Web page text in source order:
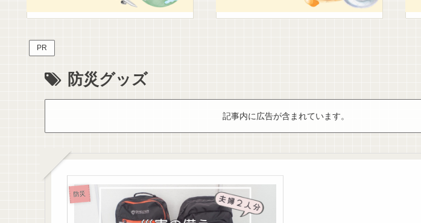
PR
防災グッズ
記事内に広告が含まれています。
防災